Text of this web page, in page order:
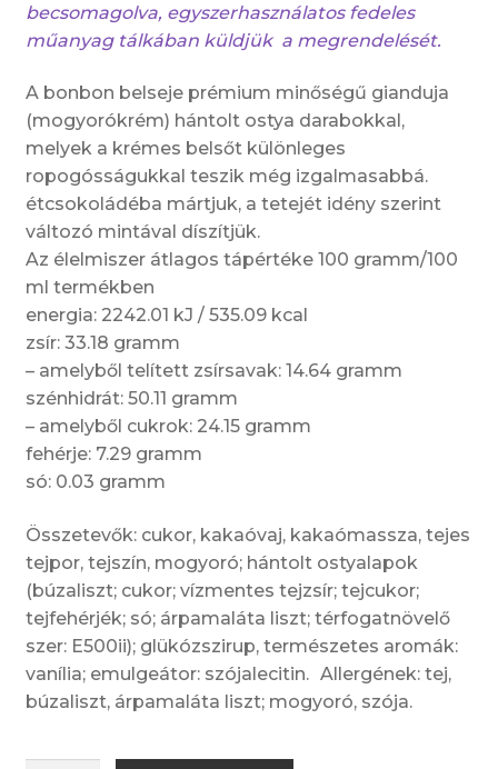
becsomagolva, egyszerhasználatos fedeles
műanyag tálkában küldjük a megrendelését.
A bonbon belseje prémium minőségű gianduja
(mogyorókrém) hántolt ostya darabokkal,
melyek a krémes belsőt különleges
ropogósságukkal teszik még izgalmasabbá.
étcsokoládéba mártjuk, a tetejét idény szerint
változó mintával díszítjük.
Az élelmiszer átlagos tápértéke 100 gramm/100
ml termékben
energia: 2242.01 kJ / 535.09 kcal
zsír: 33.18 gramm
– amelyből telített zsírsavak: 14.64 gramm
szénhidrát: 50.11 gramm
– amelyből cukrok: 24.15 gramm
fehérje: 7.29 gramm
só: 0.03 gramm
Összetevők: cukor, kakaóvaj, kakaómassza, tejes
tejpor, tejszín, mogyoró; hántolt ostyalapok
(búzaliszt; cukor; vízmentes tejzsír; tejcukor;
tejfehérjék; só; árpamaláta liszt; térfogatnövelő
szer: E500ii); glükózszirup, természetes aromák:
vanília; emulgeátor: szójalecitin. Allergének: tej,
búzaliszt, árpamaláta liszt; mogyoró, szója.